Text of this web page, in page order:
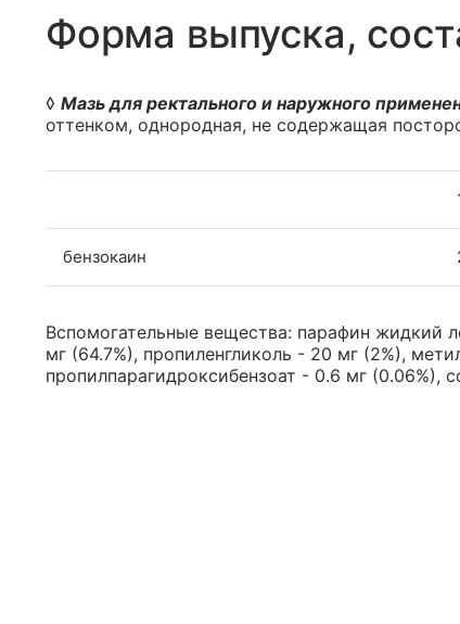
Форма выпуска,
◊ Мазь для ректального и наружного
оттенком, однородная, не содержащая
бензокаин
Вспомогательные вещества: парафин жидкий
мг (64.7%), пропиленгликоль - 20 мг (2%),
пропилпарагидроксибензоат - 0.6 мг (0.06%),